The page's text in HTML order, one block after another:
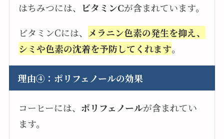
はちみつには、 ビタミンCが含まれています。
ビタミンCには、
メラニン色素の発生を抑え、
シミや色素の沈着を予防してくれます。
理由④：ポリフェノールの効果
コーヒーには、 ポリフェノールが含まれてい
ます。